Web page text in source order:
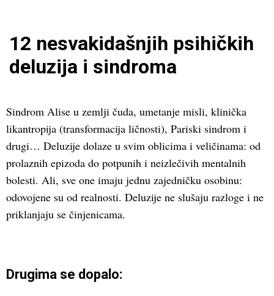
12 nesvakidašnjih psihičkih
deluzija i sindroma
Sindrom Alise u zemlji čuda, umetanje misli, klinička
likantropija (transformacija ličnosti), Pariski sindrom i
drugi… Deluzije dolaze u svim oblicima i veličinama: od
prolaznih epizoda do potpunih i neizlečivih mentalnih
bolesti. Ali, sve one imaju jednu zajedničku osobinu:
odovojene su od realnosti. Deluzije ne slušaju razloge i ne
priklanjaju se činjenicama.
Drugima se dopalo: